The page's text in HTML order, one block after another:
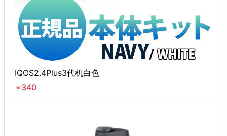
IQOS2.4Plus3代机白色
￥ 340